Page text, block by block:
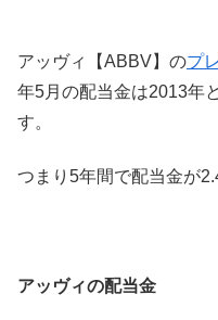
アッヴィ【ABBV】のプ
年5月の配当金は2013年
す。
つまり5年間で配当金が
アッヴィの配当金